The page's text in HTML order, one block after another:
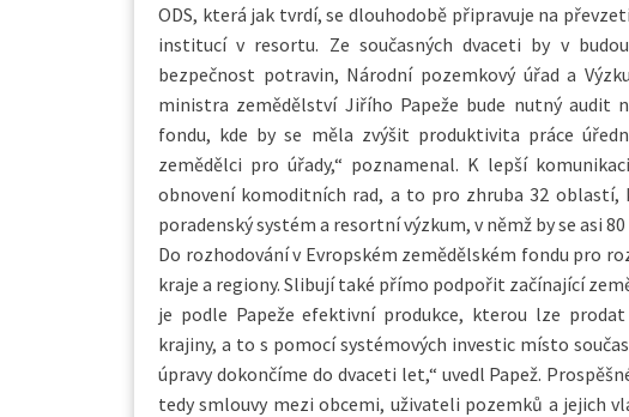
ODS, která jak tvrdí, se dlouhodobě připravuje na
institucí v resortu. Ze současných dvaceti by v
bezpečnost potravin, Národní pozemkový úřad a
ministra zemědělství Jiřího Papeže bude nutný audit
fondu, kde by se měla zvýšit produktivita práce
zemědělci pro úřady,“ poznamenal. K lepší
obnovení komoditních rad, a to pro zhruba 32 oblastí,
poradenský systém a resortní výzkum, v němž by se asi
Do rozhodování v Evropském zemědělském fondu pro
kraje a regiony. Slibují také přímo podpořit začínající
je podle Papeže efektivní produkce, kterou lze
krajiny, a to s pomocí systémových investic místo
úpravy dokončíme do dvaceti let,“ uvedl Papež.
tedy smlouvy mezi obcemi, uživateli pozemků a jejich